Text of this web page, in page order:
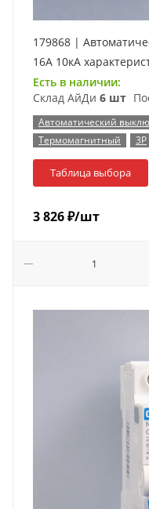
179868 |
16А 10кА
Есть в наличии:
Склад АйДи 6 шт
Автоматический
Термомагнитный
3P
Таблица выбора
3 826₽/шт